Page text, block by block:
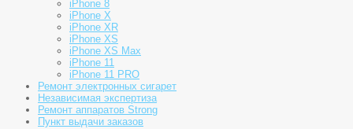
iPhone 8
iPhone X
iPhone XR
iPhone XS
iPhone XS Max
iPhone 11
iPhone 11 PRO
Ремонт электронных сигарет
Независимая экспертиза
Ремонт аппаратов Strong
Пункт выдачи заказов